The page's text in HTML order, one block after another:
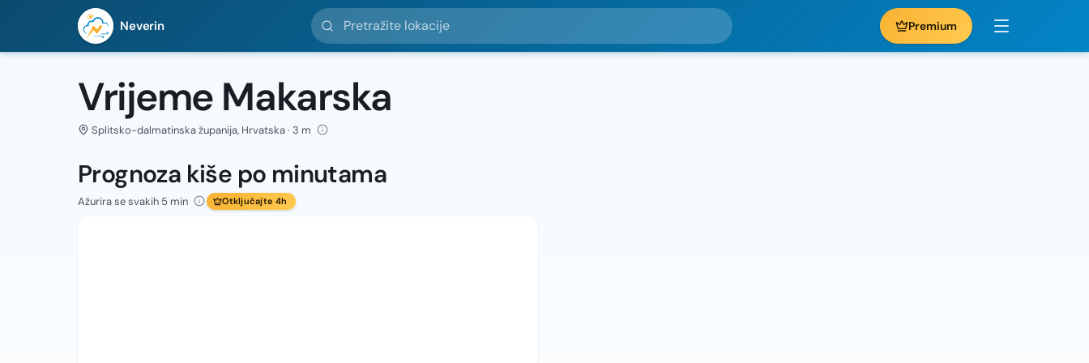
Neverin
Pretražite lokacije
Premium
Vrijeme Makarska
Splitsko-dalmatinska županija, Hrvatska · 3 m
Prognoza kiše po minutama
Ažurira se svakih 5 min Otključajte 4h